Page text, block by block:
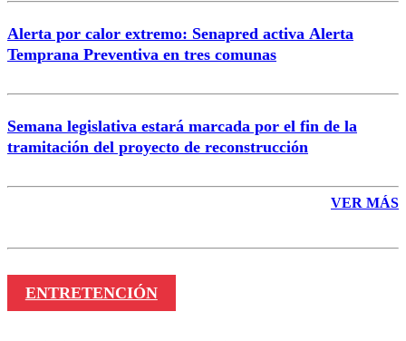
Alerta por calor extremo: Senapred activa Alerta
Temprana Preventiva en tres comunas
Semana legislativa estará marcada por el fin de la
tramitación del proyecto de reconstrucción
VER MÁS
ENTRETENCIÓN